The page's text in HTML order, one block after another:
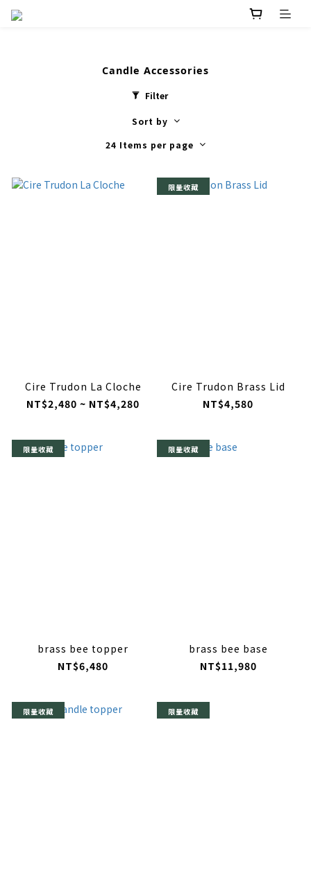
Candle Accessories
Filter
Sort by
24 Items per page
Cire Trudon La Cloche
NT$2,480 ~ NT$4,280
限量收藏
Cire Trudon Brass Lid
NT$4,580
限量收藏
brass bee topper
NT$6,480
限量收藏
brass bee base
NT$11,980
限量收藏 限量收藏